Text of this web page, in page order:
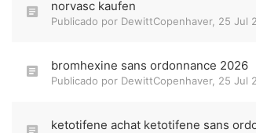
norvasc kaufen
Publicado por DewittCopenhaver, 25 Jul
bromhexine sans ordonnance 2026
Publicado por DewittCopenhaver, 25 Jul
ketotifene achat ketotifene sans